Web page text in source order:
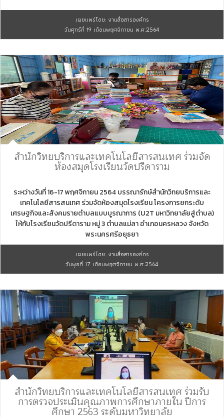
เผยแพร่โดย: งานสื่อสารองค์กร
วันศุกร์ที่ 19 เดือนพฤศจิกายน พ.ศ.2564
สำนักวิทยบริการและเทคโนโลยีสารสนเทศ ร่วมจัด
ห้องสมุดโรงเรียนวัดปรีดาราม
ระหว่างวันที่ 16-17 พฤศจิกายน 2564 บรรณารักษ์สำนักวิทยบริการและ
เทคโนโลยีสารสนเทศ ร่วมจัดห้องสมุดโรงเรียน โครงการยกระดับ
เศรษฐกิจและสังคมรายตำบลแบบบูรณาการ (U2T มหาวิทยาลัยสู่ตำบล)
ให้กับโรงเรียนวัดปรีดาราม หมู่ 3 ตำบลแม่ลา อำเภอนครหลวง จังหวัด
พระนครศรีอยุธยา
เผยแพร่โดย: งานสื่อสารองค์กร
วันพุธที่ 17 เดือนพฤศจิกายน พ.ศ.2564
สำนักวิทยบริการและเทคโนโลยีสารสนเทศ ร่วมรับ
การตรวจประเมินคุณภาพการศึกษาภายใน ปีการ
ศึกษา 2563 ระดับมหาวิทยาลัย